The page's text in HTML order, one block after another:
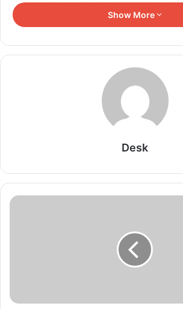
है। राज्य शासन द्वारा रंगकर्म के क्षेत्र में हबीब तनवीर के
रखने के लिए उनके नाम से पुरस्कार प्रदान करने की
छत्तीसगढ़ में लोक अदालत का
बैंकों से ब्याज में रियायत की अपील
August 7, 2026
समाज की एकजुटता ही विकास
अग्रवाल
August 7, 2026
August 7, 2026
पर्यटन एवं संस्कृति मंत्री राजेश
August 7, 2026
Show More
Desk